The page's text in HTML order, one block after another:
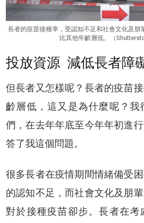
長者的疫苗接種率，受認知不足和社會文化及朋
比其他年齡層低。（
投放資源 減低長者障
但長者又怎樣呢？長者的疫苗
齡層低，這又是為什麼呢？我
們，在去年年底至今年年初進
答了我這個問題。
很多長者在疫情期間情緒備受
的認知不足，而社會文化及朋
對於接種疫苗卻步。長者在考